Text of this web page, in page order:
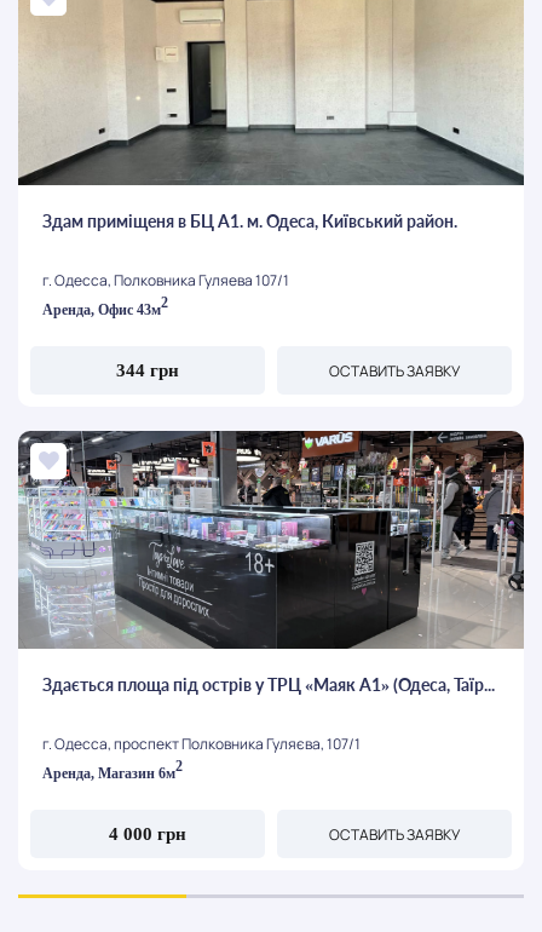
Здам приміщеня в БЦ А1. м. Одеса, Київський район.
г. Одесса, Полковника Гуляева 107/1
Аренда, Офис 43м2
344 грн ОСТАВИТЬ ЗАЯВКУ
Здається площа під острів у ТРЦ «Маяк А1» (Одеса, Таїр...
г. Одесса, проспект Полковника Гуляєва, 107/1
Аренда, Магазин 6м2
4 000 грн ОСТАВИТЬ ЗАЯВКУ